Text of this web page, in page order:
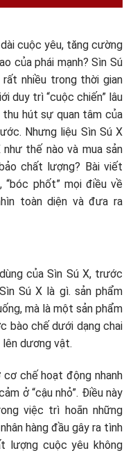
cuộc yêu, tăng cường
của phái mạnh? Sìn Sú
nhiều trong thời gian
duy trì “cuộc chiến” lâu
thu hút sự quan tâm của
Nhưng liệu Sìn Sú X
thế nào và mua sản
chất lượng? Bài viết
“bóc phốt” mọi điều về
toàn diện và đưa ra
của Sìn Sú X, trước
Sú X là gì. sản phẩm
mà là một sản phẩm
bào chế dưới dạng chai
dương vật.
chế hoạt động nhanh
ở “cậu nhỏ”. Điều này
việc trì hoãn những
hàng đầu gây ra tình
lượng cuộc yêu không